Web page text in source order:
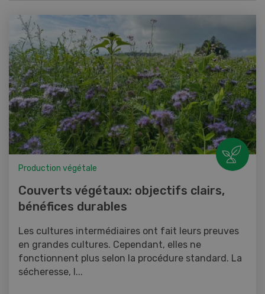
Production végétale
Couverts végétaux: objectifs clairs,
bénéfices durables
Les cultures intermédiaires ont fait leurs preuves
en grandes cultures. Cependant, elles ne
fonctionnent plus selon la procédure standard. La
sécheresse, l...